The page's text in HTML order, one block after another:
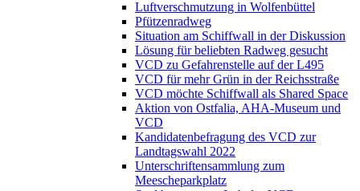
Luftverschmutzung in Wolfenbüttel
Pfützenradweg
Situation am Schiffwall in der Diskussion
Lösung für beliebten Radweg gesucht
VCD zu Gefahrenstelle auf der L495
VCD für mehr Grün in der Reichsstraße
VCD möchte Schiffwall als Shared Space
Aktion von Ostfalia, AHA-Museum und
VCD
Kandidatenbefragung des VCD zur
Landtagswahl 2022
Unterschriftensammlung zum
Meescheparkplatz